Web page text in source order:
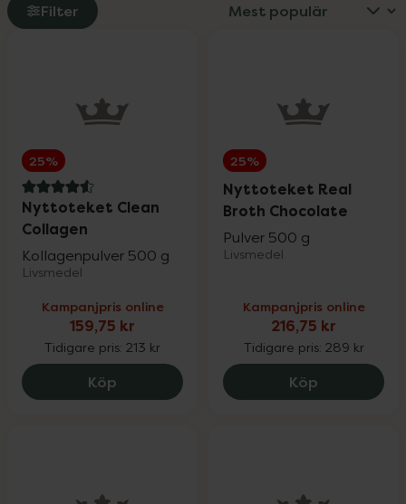
Filter
25%
4.6 av 5 i omdöme
Nyttoteket Clean
Collagen
Kollagenpulver 500 g
Livsmedel
Kampanjpris online
159,75 kr
Tidigare pris: 213 kr
Köp Nyttoteket Clean Collagen, 159.75 kr.
25%
Nyttoteket Real
Broth Chocolate
Pulver 500 g
Livsmedel
Kampanjpris online
216,75 kr
Tidigare pris: 289 kr
Köp Nyttoteket